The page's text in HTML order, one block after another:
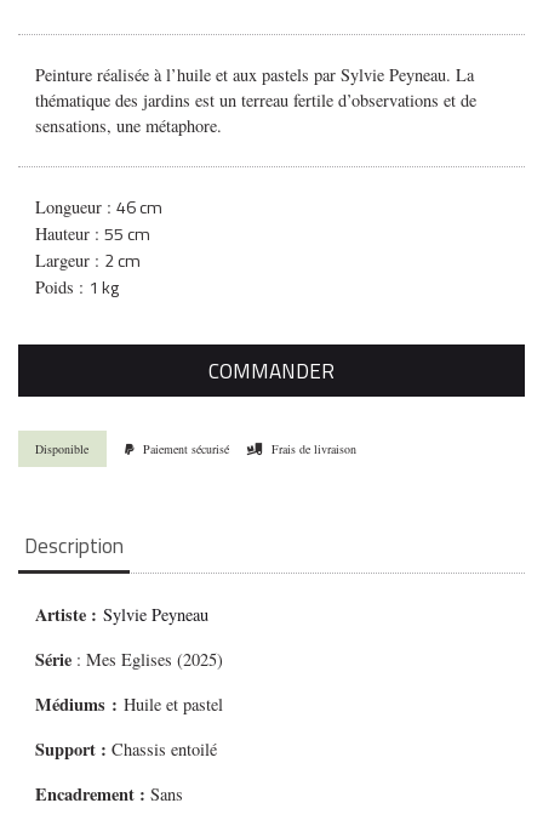
Peinture réalisée à l’huile et aux pastels par Sylvie Peyneau. La
thématique des jardins est un terreau fertile d’observations et de
sensations, une métaphore.
Longueur :46 cm
Hauteur :55 cm
Largeur : 2 cm
Poids : 1 kg
COMMANDER
Disponible Paiement sécurisé Frais de livraison
Description
Artiste :Sylvie Peyneau
Série : Mes Eglises (2025)
Médiums :Huile et pastel
Support : Chassis entoilé
Encadrement : Sans